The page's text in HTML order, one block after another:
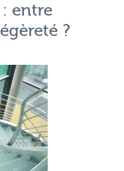
entre
?